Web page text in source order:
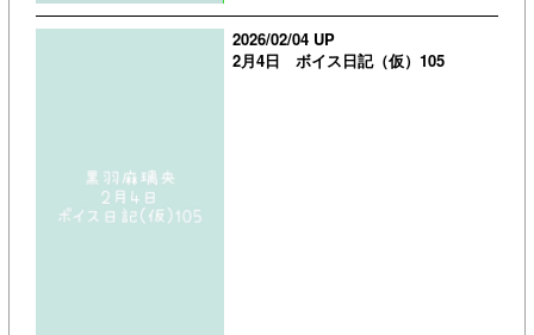
2026/02/04 UP
2月4日 ボイス日記（仮）105